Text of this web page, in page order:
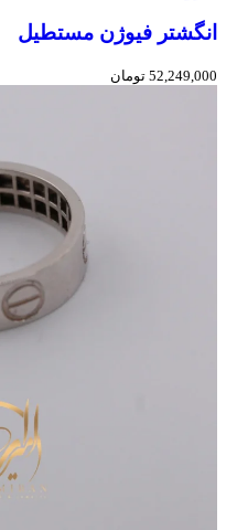
انگشتر فیوژن مستطیل
52,249,000 تومان